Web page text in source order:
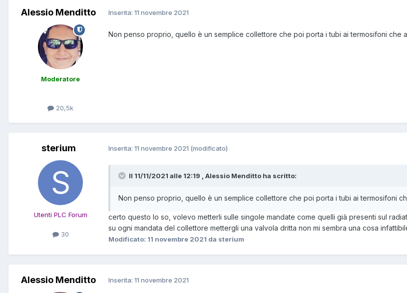
Alessio Menditto
Moderatore
20,5k
Inserita: 11 novembre 2021
Non penso proprio, quello è un semplice collettore che poi porta i tubi ai termosifoni che
sterium
Utenti PLC Forum
30
Inserita: 11 novembre 2021 (modificato)
Il 11/11/2021 alle 12:19 , Alessio Menditto ha scritto:
Non penso proprio, quello è un semplice collettore che poi porta i tubi ai termosifoni
certo questo lo so, volevo metterli sulle singole mandate come quelli già presenti sul
su ogni mandata del collettore mettergli una valvola dritta non mi sembra una cosa
Modificato: 11 novembre 2021 da sterium
Alessio Menditto Inserita: 11 novembre 2021